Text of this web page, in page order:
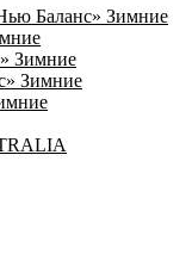
Баланс» Зимние
Зимние
Зимние